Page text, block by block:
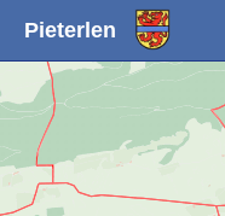
Pieterlen